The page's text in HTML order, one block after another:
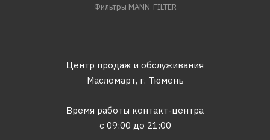
Фильтры MANN-FILTER
Центр продаж и обслуживания
Масломарт, г. Тюмень
Время работы контакт-центра
с 09:00 до 21:00